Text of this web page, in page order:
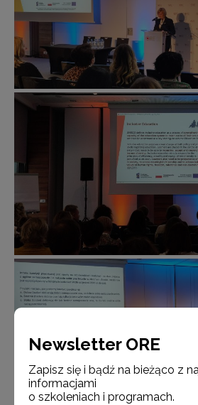
Newsletter ORE
Zapisz się i bądź na bieżąco z
informacjami
o szkoleniach i programach.